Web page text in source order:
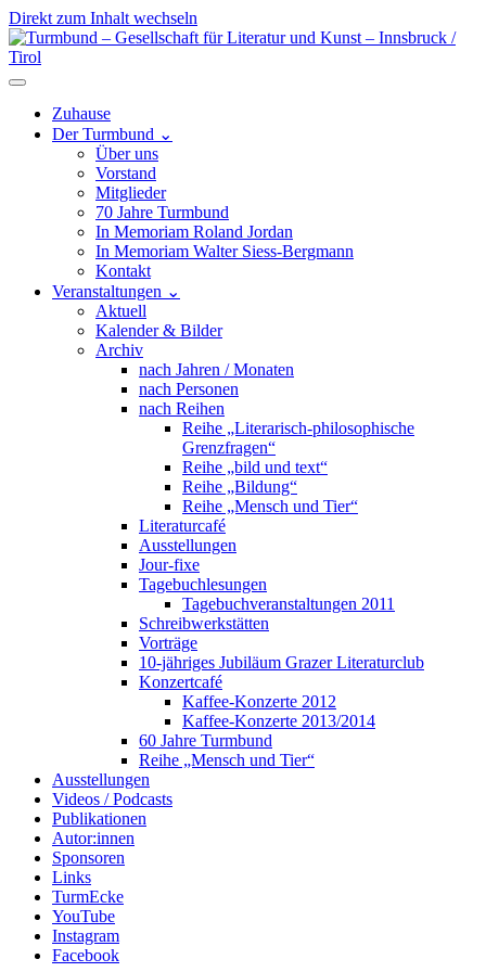
Direkt zum Inhalt wechseln
Hauptnavigation
Zuhause
Der Turmbund ⌄
Über uns
Vorstand
Mitglieder
70 Jahre Turmbund
In Memoriam Roland Jordan
In Memoriam Walter Siess-Bergmann
Kontakt
Veranstaltungen ⌄
Aktuell
Kalender & Bilder
Archiv
nach Jahren / Monaten
nach Personen
nach Reihen
Reihe „Literarisch-philosophische
Grenzfragen“
Reihe „bild und text“
Reihe „Bildung“
Reihe „Mensch und Tier“
Literaturcafé
Ausstellungen
Jour-fixe
Tagebuchlesungen
Tagebuchveranstaltungen 2011
Schreibwerkstätten
Vorträge
10-jähriges Jubiläum Grazer Literaturclub
Konzertcafé
Kaffee-Konzerte 2012
Kaffee-Konzerte 2013/2014
60 Jahre Turmbund
Reihe „Mensch und Tier“
Ausstellungen
Videos / Podcasts
Publikationen
Autor:innen
Sponsoren
Links
TurmEcke
YouTube
Instagram
Facebook